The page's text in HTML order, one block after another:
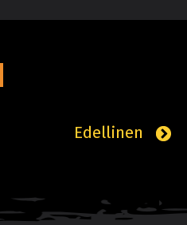
Edellinen